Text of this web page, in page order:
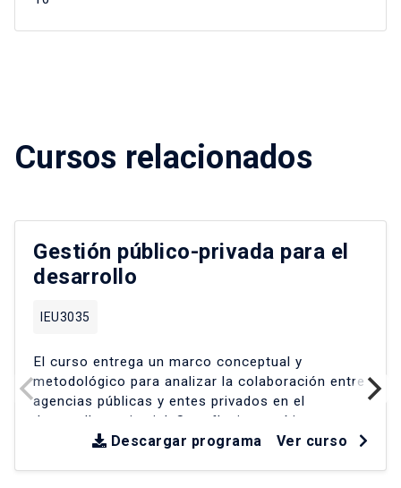
Cursos relacionados
Gestión público-privada para el
desarrollo
IEU3035
El curso entrega un marco conceptual y
metodológico para analizar la colaboración entre
agencias públicas y entes privados en el
desarrollo territorial
Se reflexiona críticamente
sobre experiencias en América Latina y Chile
Ver curso
Descargar programa